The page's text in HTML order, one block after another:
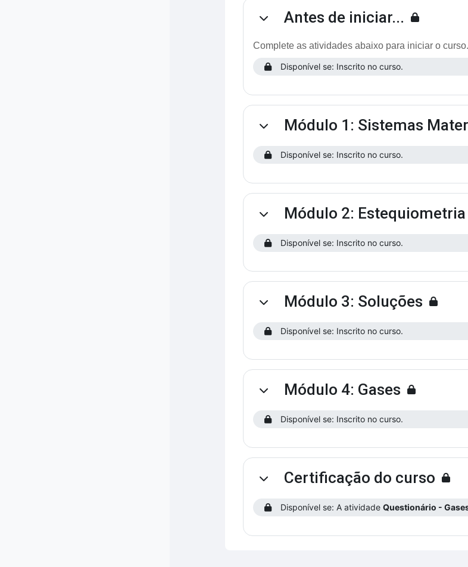
ContrairAntes de iniciar...
Complete as atividades abaixo para iniciar o curso.
Disponível se: Inscrito no curso.
ContrairMódulo 1: Sistemas
Disponível se: Inscrito no curso.
ContrairMódulo 2: Estequiometria
Disponível se: Inscrito no curso.
ContrairMódulo 3: Soluções
Disponível se: Inscrito no curso.
ContrairMódulo 4: Gases
Disponível se: Inscrito no curso.
ContrairCertificação do curso
Disponível se: A atividade Questionário -